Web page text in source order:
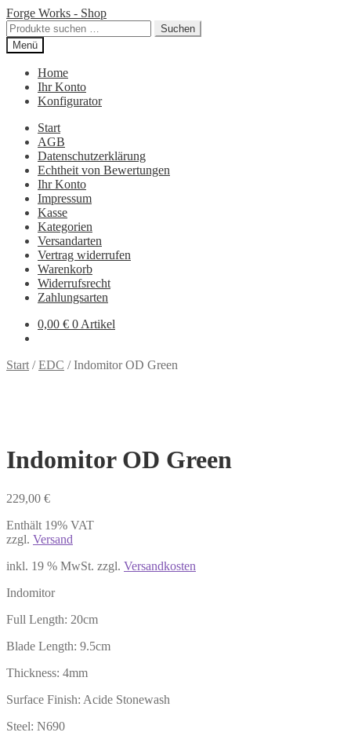
Zur
Navigation
springen
Zum
Inhalt
springen
Forge Works - Shop
Suchen
nach:
Suchen
Menü
Home
Ihr Konto
Konfigurator
Start
AGB
Datenschutzerklärung
Echtheit von Bewertungen
Ihr Konto
Impressum
Kasse
Kategorien
Versandarten
Vertrag widerrufen
Warenkorb
Widerrufsrecht
Zahlungsarten
0,00 € 0 Artikel
Start /EDC /Indomitor OD Green
Indomitor OD Green
229,00 €
Enthält 19% VAT
zzgl. Versand
inkl. 19 % MwSt. zzgl. Versandkosten
Indomitor
Full Length: 20cm
Blade Length: 9.5cm
Thickness: 4mm
Surface Finish: Acide Stonewash
Steel: N690